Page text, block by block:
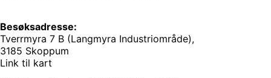
Besøksadresse:
Tverrmyra 7 B (Langmyra Industriområde),
3185 Skoppum
Link til kart